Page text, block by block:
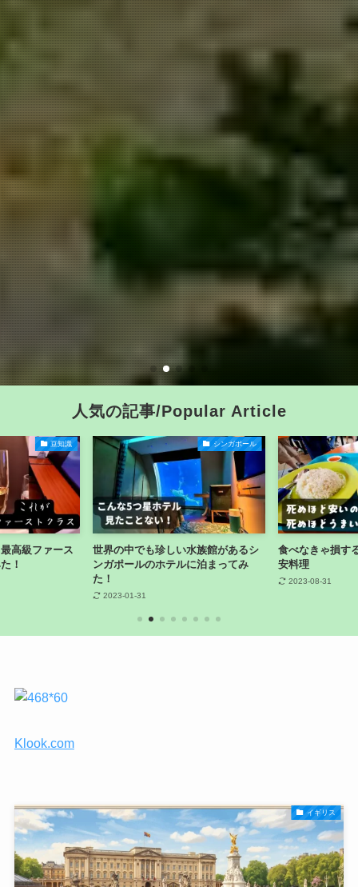
人気の記事/Popular Article
豆知識
高級ファース
！
シンガポール
世界の中でも珍しい水族館があるシ
ンガポールのホテルに泊まってみ
た！
2023-01-31
食べなきゃ損す
安料理
2023-08-31
Klook.com
イギリス